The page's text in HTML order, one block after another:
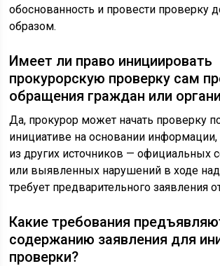
обоснованность и провести проверку
образом.
Имеет ли право инициировать
прокурорскую проверку сам
обращения граждан или
Да, прокурор может начать проверку
инициативе на основании
из других источников — официальных
или выявленных нарушений в ходе
требует предварительного заявления
Какие требования
содержанию заявления для
проверки?